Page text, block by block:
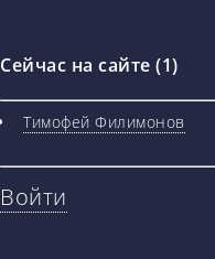
Сейчас на сайте (1)
Тимофей Филимонов
Войти